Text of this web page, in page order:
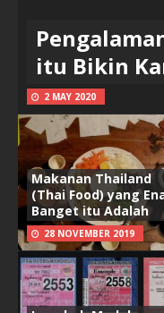
itu Bikin
2 MAY 2020
Makanan Thailand
(Thai Food) yang
Banget itu Adalah
28 NOVEMBER 2019